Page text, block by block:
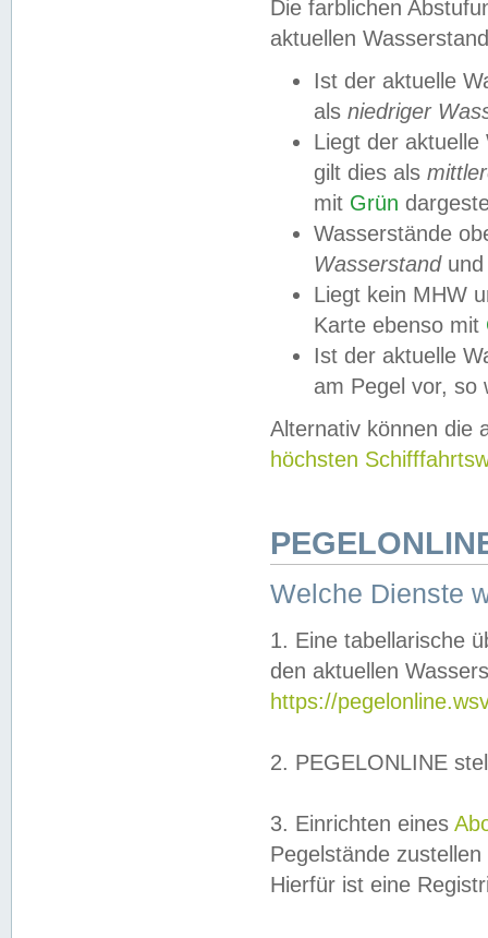
Die farblichen
aktuellen
Ist der aktuelle
als niedriger
Liegt der
gilt dies als
mit Grün
Wasserstände
Wasserstandund
Liegt kein MHW
Karte ebenso mit
Ist der aktuelle
am Pegel vor,
Alternativ können die
höchsten
Welche Dienste
1. Eine tabellarische
den aktuellen
https://
2. PEGELONLINE
3. Einrichten eines
Pegelstände
Hierfür ist eine